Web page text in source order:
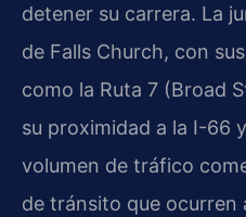
detener su carrera. La
de Falls Church, con
como la Ruta 7 (Broad
su proximidad a la I-66
volumen de tráfico
de tránsito que ocurren